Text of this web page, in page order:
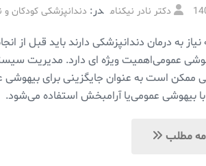
دکتر نادر نیکنام در: دندانپزشکی کودکان و
نیاز به درمان دندانپزشکی دارند باید قبل
عمومی‌اهمیت ویژه ای دارد. مدیریت
ممکن است به عنوان جایگزینی برای بیهوشی
با بیهوشی عمومی‌یا آرامبخش استفاده می‌شود.
مطلب